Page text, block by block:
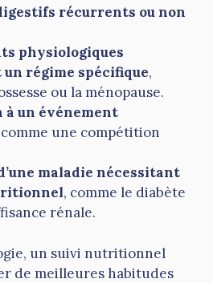
récurrents ou non
physiologiques
régime spécifique,
ou la ménopause.
un événement
comme une compétition
maladie nécessitant
, comme le diabète
rénale.
un suivi nutritionnel
de meilleures habitudes